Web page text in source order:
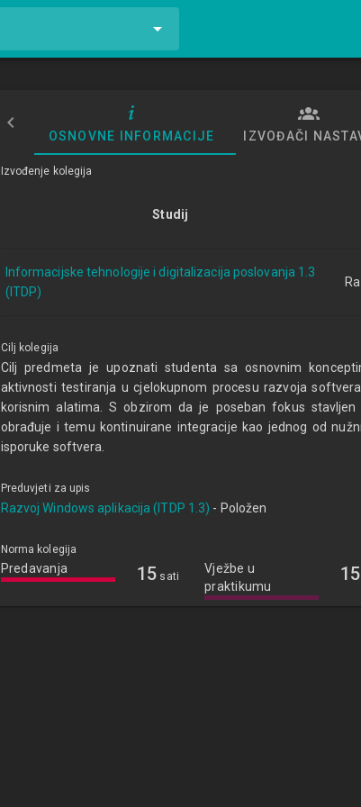
OSNOVNE INFORMACIJE IZVOĐAČI
Izvođenje kolegija
Studij
Informacijske tehnologije i digitalizacija poslovanja 1.3
(ITDP)
Cilj kolegija
Cilj predmeta je upoznati studenta sa osnovnim
aktivnosti testiranja u cjelokupnom procesu razvoja
korisnim alatima. S obzirom da je poseban fokus
obrađuje i temu kontinuirane integracije kao jednog od
isporuke softvera.
Preduvjeti za upis
Razvoj Windows aplikacija (ITDP 1.3) - Položen
Norma kolegija
Predavanja 15 sati
Vježbe u
praktikumu
15